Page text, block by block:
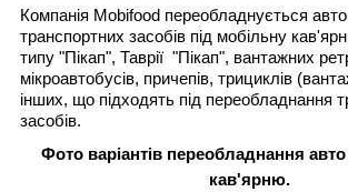
Компанія Mobifood переобладнується
транспортних засобів під мобільну
типу "Пікап", Таврії "Пікап", вантажних
мікроавтобусів, причепів, трициклів
інших, що підходять під переобладнання
засобів.
Фото варіантів переобладнання
кав'ярню.